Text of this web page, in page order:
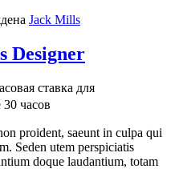
Jack Mills
Designer
ставка для
часов
proident, saeunt in culpa qui
Seden utem perspiciatis
doque laudantium, totam